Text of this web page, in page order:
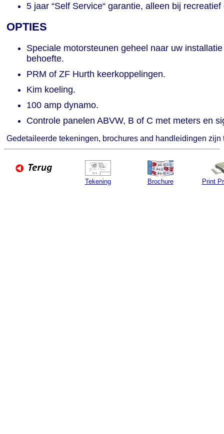
5 jaar “Self Service“ garantie, alleen bij recreatief
OPTIES
Speciale motorsteunen geheel naar uw installatie
behoefte.
PRM of ZF Hurth keerkoppelingen.
Kim koeling.
100 amp dynamo.
Controle panelen ABVW, B of C met meters en
Gedetaileerde tekeningen, brochures and handleidingen
Tekening Brochure Print